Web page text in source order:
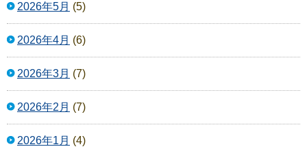
2026年5月 (5)
2026年4月 (6)
2026年3月 (7)
2026年2月 (7)
2026年1月 (4)